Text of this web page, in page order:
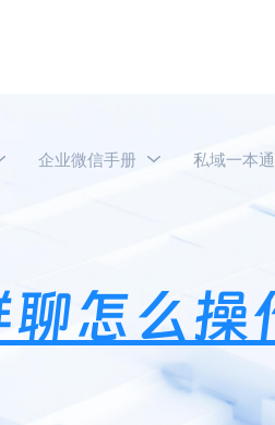
企业微信手册 私域一本通
信不群发全部群聊怎么操作？企业
怎么操